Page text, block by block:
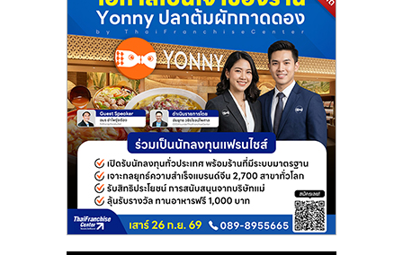
ปรึกษา
การ
ลงทุน
และ
ขยาย